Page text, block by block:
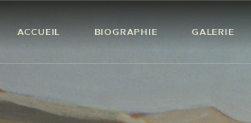
ACCUEIL BIOGRAPHIE GALERIE